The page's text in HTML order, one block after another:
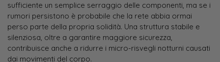
sufficiente un semplice serraggio delle componenti, ma se i
rumori persistono è probabile che la rete abbia ormai
perso parte della propria solidità. Una struttura stabile e
silenziosa, oltre a garantire maggiore sicurezza,
contribuisce anche a ridurre i micro-risvegli notturni causati
dai movimenti del corpo.